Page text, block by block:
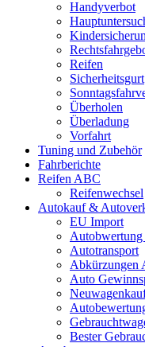
Handyverbot
Reifen
Sicherheitsgurt
Überholen
Überladung
Vorfahrt
Tuning und Zubehör
Fahrberichte
Reifen ABC
Reifenwechsel
Autokauf &
EU Import
Autobwertung
Autotransport
Abkürzungen
Auto
Bester